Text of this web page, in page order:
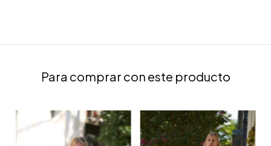
Para comprar con este producto